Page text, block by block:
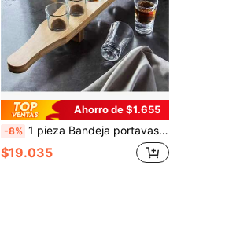
Ahorro de $1.655
-8% 1 pieza Bandeja portavasos de tequila hecha a mano, elegante estante de bambú y madera para copas de licor, regalo para amantes del tequila, tabla de servicio de copas de licor, bandeja suelta para copas de licor, soporte transparente para copas adecuado para fiestas, bares, clubes, cócteles (madera natural), bandeja para cócteles para decoración de mesa de comedor, regalo del Día del Padre, estante para copas de cóctel para decoración del hogar.
$19.035